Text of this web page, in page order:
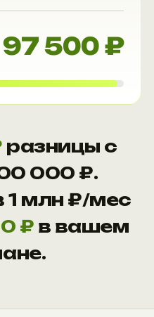
97 500 ₽
разницы с
000 ₽.
1 млн ₽/мес
₽ в вашем